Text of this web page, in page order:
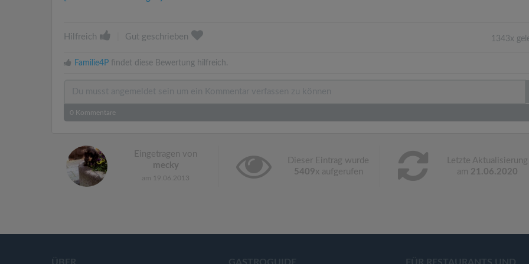
Hilfreich Gut geschrieben 1343x
Familie4P findet diese Bewertung hilfreich.
0 Kommentare
Eingetragen von
mecky
am 19.06.2013
Dieser Eintrag wurde
5409x aufgerufen
Letzte Aktualisierung
am 21.06.2020